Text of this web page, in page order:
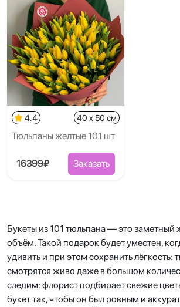
4.4 40 x 50 см
Тюльпаны желтые 101 шт
16399₽ Заказать
Букеты из 101 тюльпана — это заметный
объём. Такой подарок будет уместен,
удивить и при этом сохранить лёгкость:
смотрятся живо даже в большом
следим: флорист подбирает свежие
букет так, чтобы он был ровным и